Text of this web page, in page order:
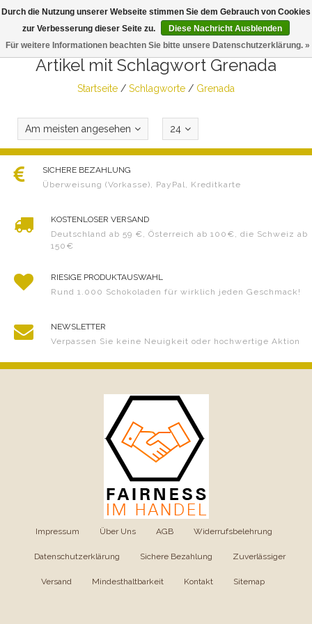
Artikel mit Schlagwort Grenada
Startseite / Schlagworte / Grenada
Am meisten angesehen 24
SICHERE BEZAHLUNG
Überweisung (Vorkasse), PayPal, Kreditkarte
KOSTENLOSER VERSAND
Deutschland ab 59 €, Österreich ab 100€, die Schweiz ab
150€
RIESIGE PRODUKTAUSWAHL
Rund 1.000 Schokoladen für wirklich jeden Geschmack!
NEWSLETTER
Verpassen Sie keine Neuigkeit oder hochwertige Aktion
Impressum Über Uns AGB Widerrufsbelehrung
Datenschutzerklärung Sichere Bezahlung Zuverlässiger
Versand Mindesthaltbarkeit Kontakt Sitemap
Durch die Nutzung unserer Webseite stimmen Sie dem Gebrauch von Cookies
zur Verbesserung dieser Seite zu.
Diese Nachricht Ausblenden
Für weitere Informationen beachten Sie bitte unsere Datenschutzerklärung. »